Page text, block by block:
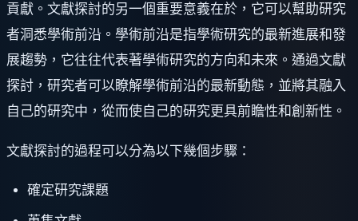
貢獻。文獻探討的另一個重要意義在於，它可以幫助研究
者洞悉學術前沿。學術前沿是指學術研究的最新進展和發
展趨勢，它往往代表著學術研究的方向和未來。通過文獻
探討，研究者可以瞭解學術前沿的最新動態，並將其融入
自己的研究中，從而使自己的研究更具前瞻性和創新性。
文獻探討的過程可以分為以下幾個步驟：
確定研究課題